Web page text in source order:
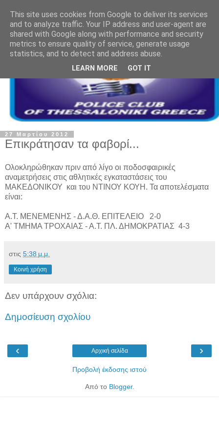
27 Μαρτίου 2012
Επικράτησαν τα φαβορί...
Ολοκληρώθηκαν πριν από λίγο οι ποδοσφαιρικές
αναμετρήσεις στις αθλητικές εγκαταστάσεις του
ΜΑΚΕΔΟΝΙΚΟΥ και του ΝΤΙΝΟΥ ΚΟΥΗ. Τα αποτελέσματα
είναι:
Α.Τ. ΜΕΝΕΜΕΝΗΣ - Δ.Α.Θ. ΕΠΙΤΕΛΕΙΟ 2-0
Α' ΤΜΗΜΑ ΤΡΟΧΑΙΑΣ - Α.Τ. ΠΛ. ΔΗΜΟΚΡΑΤΙΑΣ 4-3
στις 5:38 μ.μ.
Κοινή χρήση
Δεν υπάρχουν σχόλια:
Δημοσίευση σχολίου
‹ ›
Αρχική σελίδα
Προβολή έκδοσης ιστού
Από το Blogger.
This site uses cookies from Google to deliver its services
and to analyze traffic. Your IP address and user-agent are
shared with Google along with performance and security
metrics to ensure quality of service, generate usage
statistics, and to detect and address abuse.
LEARN MORE GOT IT